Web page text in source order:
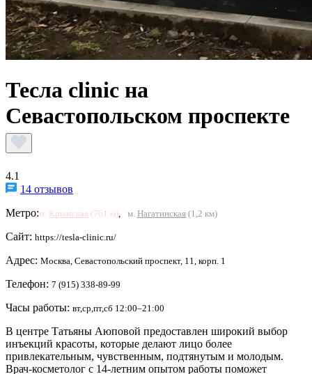
Тесла clinic на
Севастопольском проспекте
4.1
14 отзывов
Метро:м. Крымская (761 м) м. Нагатинская(1,2 км)
Сайт: https://tesla-clinic.ru/
Адрес: Москва, Севастопольский проспект, 11, корп. 1
Телефон: 7 (915) 338-89-99
Часы работы: вт,ср,пт,сб 12:00–21:00
В центре Татьяны Аюповой предоставлен широкий выбор
инъекций красоты, которые делают лицо более
привлекательным, чувственным, подтянутым и молодым.
Врач-косметолог с 14-летним опытом работы поможет